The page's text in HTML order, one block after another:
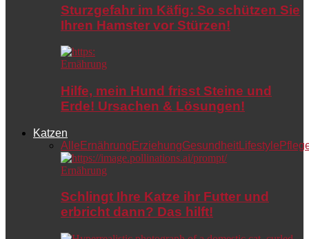
Sturzgefahr im Käfig: So schützen Sie
Ihren Hamster vor Stürzen!
Ernährung
Hilfe, mein Hund frisst Steine und
Erde! Ursachen & Lösungen!
Katzen
Alle Ernährung ErziehungGesundheitLifestyle
Ernährung
Schlingt Ihre Katze ihr Futter und
erbricht dann? Das hilft!